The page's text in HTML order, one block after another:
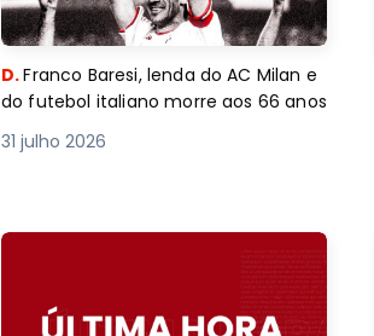
D.Franco Baresi, lenda do AC Milan e
do futebol italiano morre aos 66 anos
31 julho 2026